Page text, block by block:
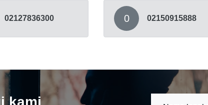
02127836300 0 02150915888
kami